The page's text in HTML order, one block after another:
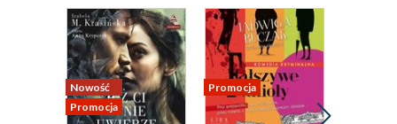
Nowość
Promocja
Promocja